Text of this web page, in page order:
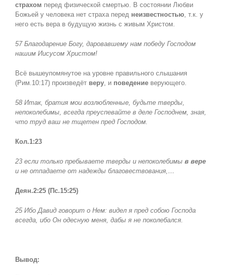
страхом перед физической смертью. В состоянии Любви
Божьей у человека нет страха перед неизвестностью, т.к. у
него есть вера в будущую жизнь с живым Христом.
57 Благодарение Богу, даровавшему нам победу Господом
нашим Иисусом Христом!
Всё вышеупомянутое на уровне правильного слышания
(Рим.10:17) произведёт веру, и поведениеверующего.
58 Итак, братия мои возлюбленные, будьте тверды,
непоколебимы, всегда преуспевайте в деле Господнем, зная,
что труд ваш не тщетен пред Господом.
Кол.1:23
23 если только пребываете тверды и непоколебимыв вере
и не отпадаете от надежды благовествования,…
Деян.2:25 (Пс.15:25)
25 Ибо Давид говорит о Нем: видел я пред собою Господа
всегда, ибо Он одесную меня, дабы я не поколебался.
Вывод: